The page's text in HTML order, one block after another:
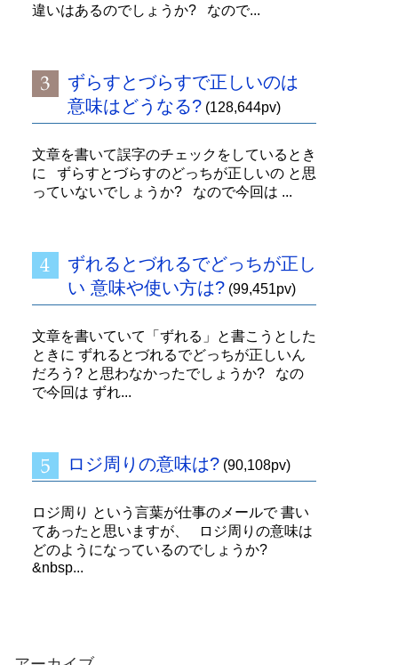
違いはあるのでしょうか? なので...
ずらすとづらすで正しいのは
意味はどうなる? (128,644pv)
文章を書いて誤字のチェックをしているとき
に ずらすとづらすのどっちが正しいの と思
っていないでしょうか? なので今回は ...
ずれるとづれるでどっちが正し
い 意味や使い方は? (99,451pv)
文章を書いていて「ずれる」と書こうとした
ときに ずれるとづれるでどっちが正しいん
だろう? と思わなかったでしょうか? なの
で今回は ずれ...
ロジ周りの意味は? (90,108pv)
ロジ周り という言葉が仕事のメールで 書い
てあったと思いますが、 ロジ周りの意味は
どのようになっているのでしょうか?
&nbsp...